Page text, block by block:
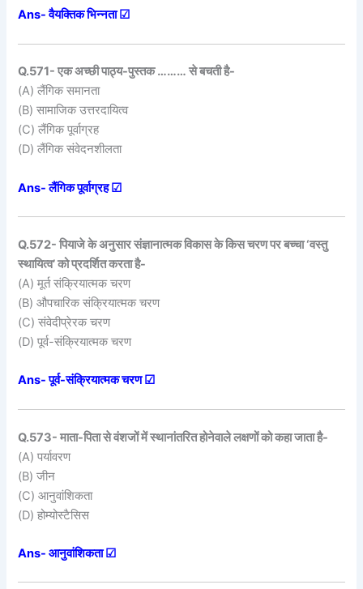
Ans- वैयक्तिक भिन्नता ☑
Q.571- एक अच्छी पाठ्य-पुस्तक ……… से बचती है-
(A) लैंगिक समानता
(B) सामाजिक उत्तरदायित्व
(C) लैंगिक पूर्वाग्रह
(D) लैंगिक संवेदनशीलता
Ans- लैंगिक पूर्वाग्रह ☑
Q.572- पियाजे के अनुसार संज्ञानात्मक विकास के किस चरण पर बच्चा ‘वस्तु
स्थायित्व’ को प्रदर्शित करता है-
(A) मूर्त संक्रियात्मक चरण
(B) औपचारिक संक्रियात्मक चरण
(C) संवेदीप्रेरक चरण
(D) पूर्व-संक्रियात्मक चरण
Ans- पूर्व-संक्रियात्मक चरण ☑
Q.573- माता-पिता से वंशजों में स्थानांतरित होनेवाले लक्षणों को कहा जाता है-
(A) पर्यावरण
(B) जीन
(C) आनुवांशिकता
(D) होम्योस्टैसिस
Ans- आनुवांशिकता ☑